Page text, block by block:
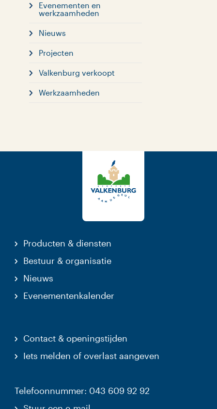
Evenementen en
werkzaamheden
Nieuws
Projecten
Valkenburg verkoopt
Werkzaamheden
Producten & diensten
Bestuur & organisatie
Nieuws
Evenementenkalender
Contact & openingstijden
Iets melden of overlast aangeven
Telefoonnummer: 043 609 92 92